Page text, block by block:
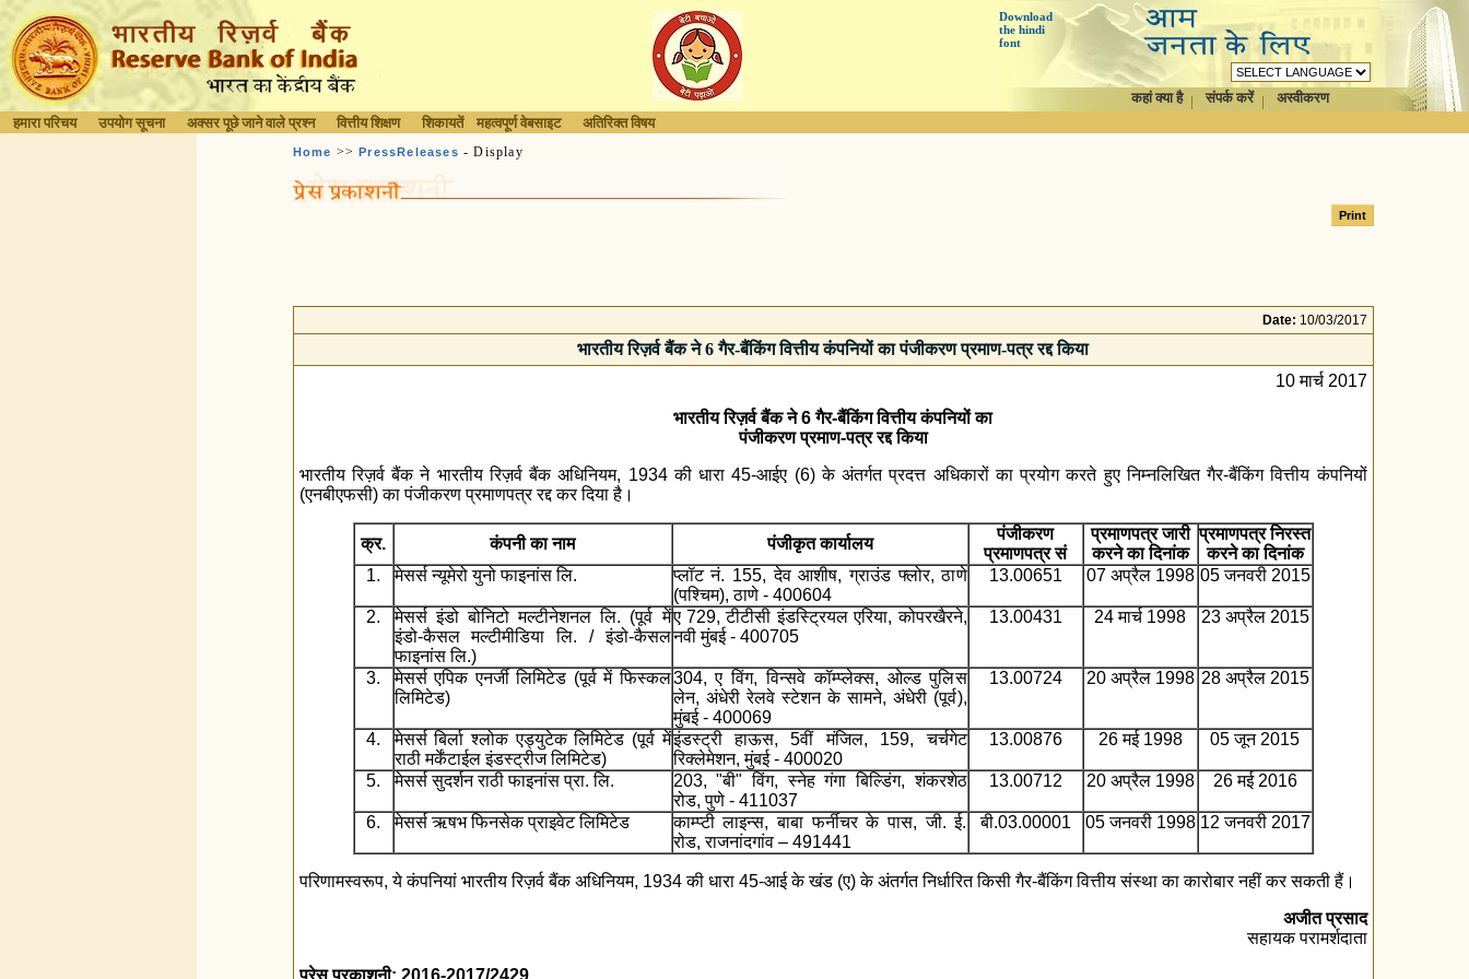
Download
the hindi
font
कहां क्या है संपर्क करें
अस्वीकरण
हमारा परिचय
उपयोग सूचना अक्सर पूछे जाने वाले प्रश्न वित्तीय शिक्षण शिकायतें महत्वपूर्ण वेबसाइट अतिरिक्त विषय
Home >>PressReleases - Display
Date: 10/03/2017
भारतीय रिज़र्व बैंक ने 6 गैर-बैंकिंग वित्तीय कंपनियों का पंजीकरण प्रमाण-पत्र रद्द किया
10 मार्च 2017
भारतीय रिज़र्व बैंक ने 6 गैर-बैंकिंग वित्तीय कंपनियों का
पंजीकरण प्रमाण-पत्र रद्द किया
भारतीय रिज़र्व बैंक ने भारतीय रिज़र्व बैंक अधिनियम, 1934 की धारा 45-आईए (6) के अंतर्गत प्रदत्त अधिकारों का प्रयोग करते हुए निम्‍नलिखित गैर-बैंकिंग वित्तीय कंपनियों
(एनबीएफसी) का पंजीकरण प्रमाणपत्र रद्द कर दिया है।
क्र. कंपनी का नाम पंजीकृत कार्यालय
पंजीकरण
प्रमाणपत्र सं
प्रमाणपत्र जारी
करने का दिनांक
प्रमाणपत्र निरस्त
करने का दिनांक
1.
मेसर्स न्यूमेरो युनो फाइनांस लि.
प्लॉट नं. 155, देव आशीष, ग्राउंड फ्लोर, ठाणे
(पश्चिम), ठाणे - 400604
13.00651 07 अप्रैल 1998 05 जनवरी 2015
2.
मेसर्स इंडो बोनिटो मल्टीनेशनल लि. (पूर्व में
इंडो-कैसल मल्टीमीडिया लि. / इंडो-कैसल
फाइनांस लि.)
ए 729, टीटीसी इंडस्ट्रियल एरिया, कोपरखैरने,
नवी मुंबई - 400705
13.00431 24 मार्च 1998 23 अप्रैल 2015
3.
मेसर्स एपिक एनर्जी लिमिटेड (पूर्व में फिस्कल
लिमिटेड)
304, ए विंग, विन्सवे कॉम्प्लेक्स, ओल्ड पुलिस
लेन, अंधेरी रेलवे स्टेशन के सामने, अंधेरी (पूर्व),
मुंबई - 400069
13.00724 20 अप्रैल 1998 28 अप्रैल 2015
4.
मेसर्स बिर्ला श्लोक एड्युटेक लिमिटेड (पूर्व में
राठी मर्केंटाईल इंडस्ट्रीज लिमिटेड)
इंडस्ट्री हाऊस, 5वीं मंजिल, 159, चर्चगेट
रिक्लेमेशन, मुंबई - 400020
13.00876 26 मई 1998 05 जून 2015
5. मेसर्स सुदर्शन राठी फाइनांस प्रा. लि.
203, "बी" विंग, स्नेह गंगा बिल्डिंग, शंकरशेठ
रोड, पुणे - 411037
13.00712 20 अप्रैल 1998 26 मई 2016
6. मेसर्स ऋषभ फिनसेक प्राइवेट लिमिटेड
काम्प्टी लाइन्स, बाबा फर्नीचर के पास, जी. ई.
रोड, राजनांदगांव – 491441
बी.03.00001 05 जनवरी 1998 12 जनवरी 2017
परिणामस्‍वरूप, ये कंपनियां भारतीय रिज़र्व बैंक अधिनियम, 1934 की धारा 45-आई के खंड (ए) के अंतर्गत निर्धारित किसी गैर-बैंकिंग वित्तीय संस्‍था का कारोबार नहीं कर सकती हैं।
अजीत प्रसाद
सहायक परामर्शदाता
प्रेस प्रकाशनी: 2016-2017/2429